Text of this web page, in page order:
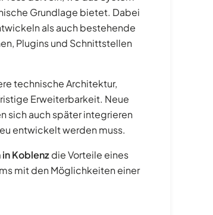
Grundlage bietet. Dabei
als auch bestehende
Plugins und Schnittstellen
technische Architektur,
Erweiterbarkeit. Neue
sich auch später integrieren
entwickelt werden muss.
Koblenzdie Vorteile eines
mit den Möglichkeiten einer